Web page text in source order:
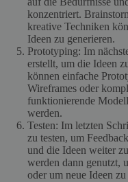
konzentriert.
kreative Techniken
Ideen zu generieren.
Prototyping: Im
erstellt, um die Ideen
können einfache
Wireframes oder
funktionierende
werden.
Testen: Im letzten
zu testen, um
und die Ideen weiter
werden dann genutzt,
oder um neue Ideen